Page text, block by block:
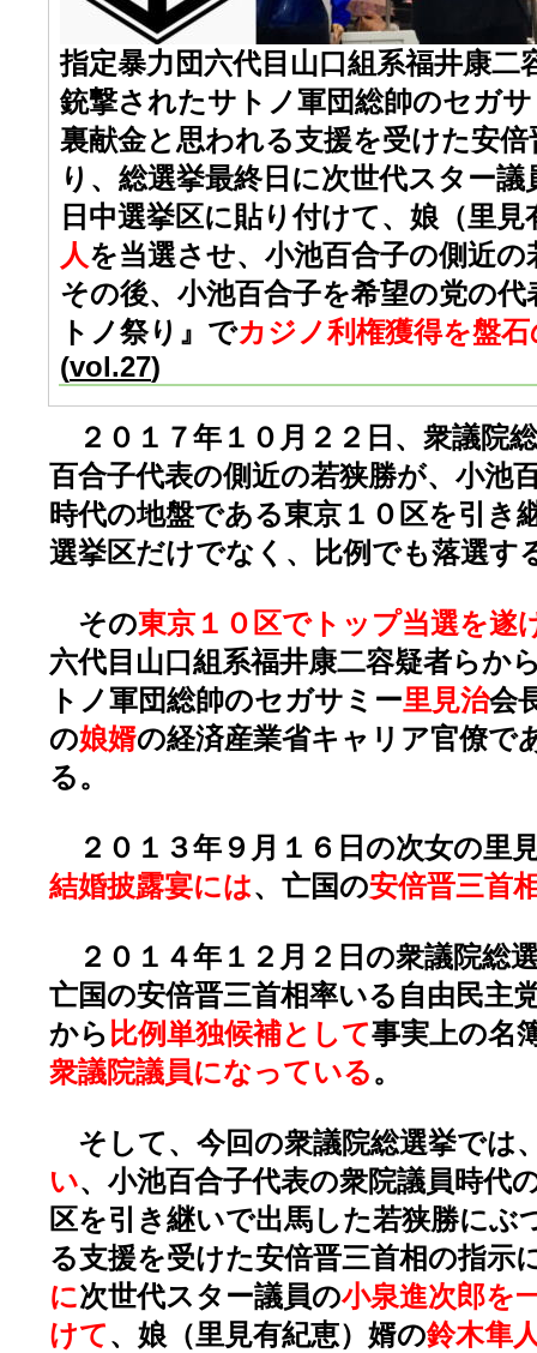
指定暴力団六代目山口組系福井康二
銃撃されたサトノ軍団総帥のセガ
裏献金と思われる支援を受けた安
り、総選挙最終日に次世代スター
日中選挙区に貼り付けて、娘（里見
人を当選させ、小池百合子の側近
その後、小池百合子を希望の党の
トノ祭り』でカジノ利権獲得を盤
(vol.27)
２０１７年１０月２２日、衆議院
百合子代表の側近の若狭勝が、小池
時代の地盤である東京１０区を引き
選挙区だけでなく、比例でも落選す
その東京１０区でトップ当選を遂
六代目山口組系福井康二容疑者らか
トノ軍団総帥のセガサミー里見治会
の娘婿の経済産業省キャリア官僚で
る。
２０１３年９月１６日の次女の里
結婚披露宴には、亡国の安倍晋三首
２０１４年１２月２日の衆議院総
亡国の安倍晋三首相率いる自由民主
から 比例単独候補として事実上の名
衆議院議員になっている。
そして、今回の衆議院総選挙では
い、小池百合子代表の衆院議員時代
区を引き継いで出馬した若狭勝にぶ
る支援を受けた安倍晋三首相の指示
に次世代スター議員の小泉進次郎を
けて、娘（里見有紀恵）婿の鈴木隼